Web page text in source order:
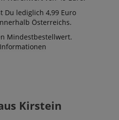
Du lediglich 4,99 Euro
Österreichs.
Mindestbestellwert.
Kirstein